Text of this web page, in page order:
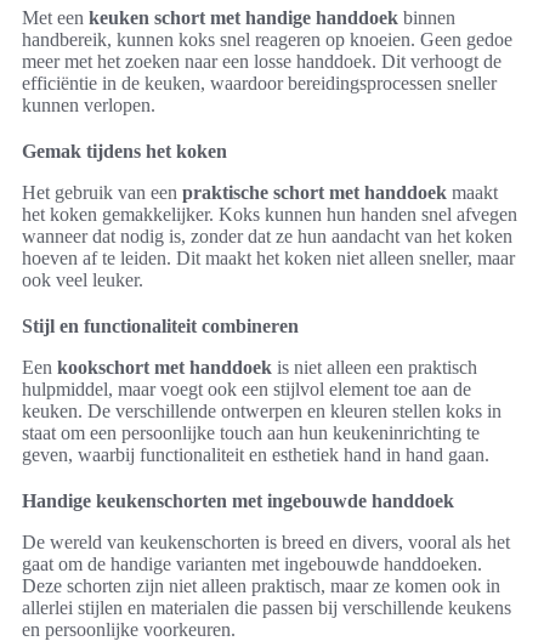
Met een keuken schort met handige handdoek binnen
handbereik, kunnen koks snel reageren op knoeien. Geen gedoe
meer met het zoeken naar een losse handdoek. Dit verhoogt de
efficiëntie in de keuken, waardoor bereidingsprocessen sneller
kunnen verlopen.
Gemak tijdens het koken
Het gebruik van een praktische schort met handdoek maakt
het koken gemakkelijker. Koks kunnen hun handen snel afvegen
wanneer dat nodig is, zonder dat ze hun aandacht van het koken
hoeven af te leiden. Dit maakt het koken niet alleen sneller, maar
ook veel leuker.
Stijl en functionaliteit combineren
Een kookschort met handdoek is niet alleen een praktisch
hulpmiddel, maar voegt ook een stijlvol element toe aan de
keuken. De verschillende ontwerpen en kleuren stellen koks in
staat om een persoonlijke touch aan hun keukeninrichting te
geven, waarbij functionaliteit en esthetiek hand in hand gaan.
Handige keukenschorten met ingebouwde handdoek
De wereld van keukenschorten is breed en divers, vooral als het
gaat om de handige varianten met ingebouwde handdoeken.
Deze schorten zijn niet alleen praktisch, maar ze komen ook in
allerlei stijlen en materialen die passen bij verschillende keukens
en persoonlijke voorkeuren.